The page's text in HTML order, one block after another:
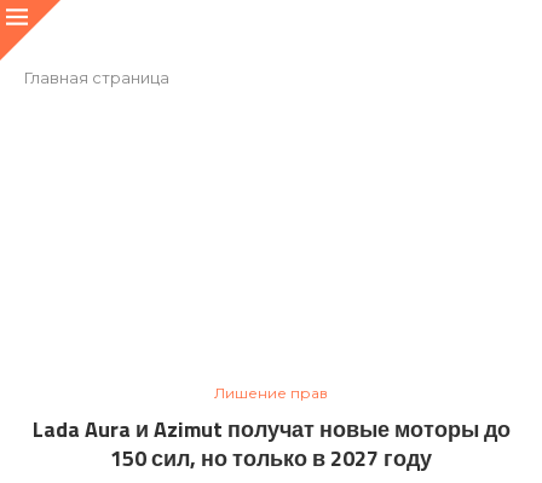
Главная страница
Лишение прав
Lada Aura и Azimut получат новые моторы до
150 сил, но только в 2027 году